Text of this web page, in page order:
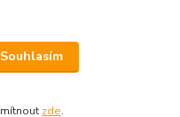
- 2026
Souhlasím
zde.